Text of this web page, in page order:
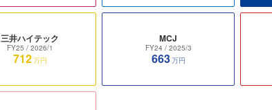
三井ハイテック
FY25 / 2026/1
712万円
MCJ
FY24 / 2025/3
663万円